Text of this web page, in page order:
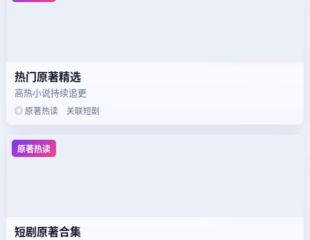
热门原著精选
高热小说持续追更
◎ 原著热读 关联短剧
原著热读
短剧原著合集